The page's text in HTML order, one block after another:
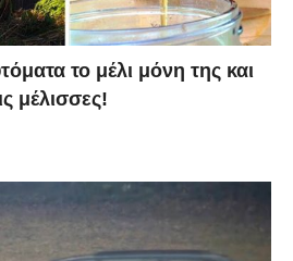
το μέλι μόνη της και
μέλισσες!